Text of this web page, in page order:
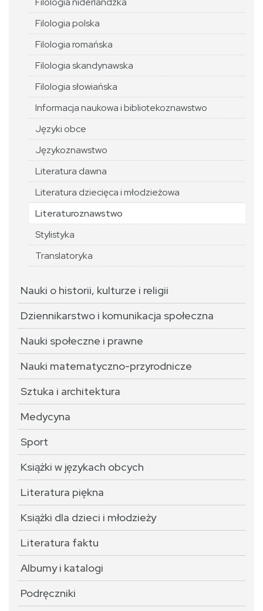
Filologia polska
Filologia romańska
Filologia skandynawska
Filologia słowiańska
Informacja naukowa i bibliotekoznawstwo
Języki obce
Językoznawstwo
Literatura dawna
Literatura dziecięca i młodzieżowa
Literaturoznawstwo
Stylistyka
Translatoryka
Nauki o historii, kulturze i religii
Dziennikarstwo i komunikacja społeczna
Nauki społeczne i prawne
Nauki matematyczno-przyrodnicze
Sztuka i architektura
Medycyna
Sport
Książki w językach obcych
Literatura piękna
Książki dla dzieci i młodzieży
Literatura faktu
Albumy i katalogi
Podręczniki